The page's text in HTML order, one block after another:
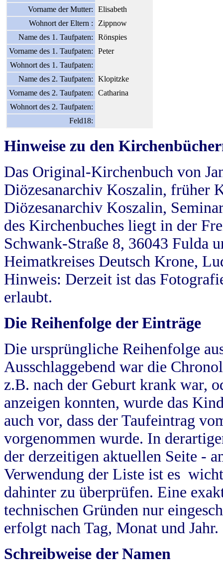
Vorname der Mutter:
Elisabeth
Wohnort der Eltern :
Zippnow
Name des 1. Taufpaten:
Rönspies
Vorname des 1. Taufpaten:
Peter
Wohnort des 1. Taufpaten:
Name des 2. Taufpaten:
Klopitzke
Vorname des 2. Taufpaten:
Catharina
Wohnort des 2. Taufpaten:
Feld18:
Hinweise zu den
Das Original-Kirchenbuch von
Diözesanarchiv Koszalin, früher
Diözesanarchiv Koszalin,
des Kirchenbuches liegt in der
Schwank-Straße 8, 36043 Fulda
Heimatkreises Deutsch Krone,
Hinweis: Derzeit ist das
erlaubt.
Die Reihenfolge der Einträge
Die ursprüngliche Reihenfolge
Ausschlaggebend war die
z.B. nach der Geburt krank war,
anzeigen konnten, wurde das
auch vor, dass der Taufeintrag
vorgenommen wurde. In
der derzeitigen aktuellen Seite -
Verwendung der Liste ist es
dahinter zu überprüfen. Eine
technischen Gründen nur
erfolgt nach Tag, Monat und Jahr.
Schreibweise der Namen